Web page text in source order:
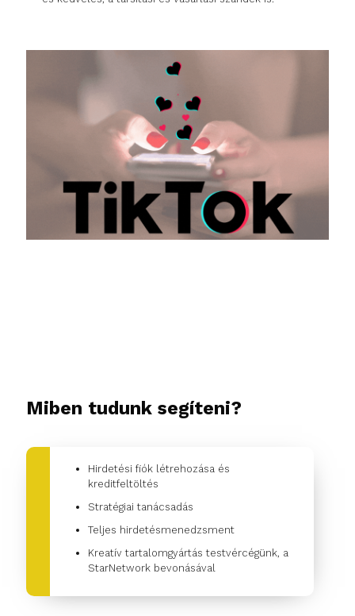
Miben tudunk segíteni?
Hirdetési fiók létrehozása és
kreditfeltöltés
Stratégiai tanácsadás
Teljes hirdetésmenedzsment
Kreatív tartalomgyártás testvércégünk, a
StarNetwork bevonásával